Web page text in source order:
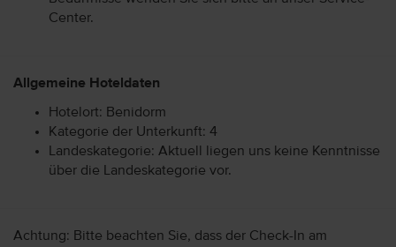
Center.
Allgemeine Hoteldaten
Hotelort: Benidorm
Kategorie der Unterkunft: 4
Landeskategorie: Aktuell liegen uns keine Kenntnisse
über die Landeskategorie vor.
Achtung: Bitte beachten Sie, dass der Check-In am